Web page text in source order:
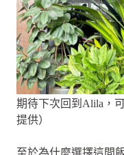
期待下次回到Alila，
提供）
至於為什麼選擇這間